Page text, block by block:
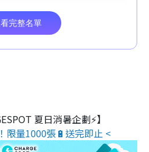
夏日消暑企劃⚡】
限量1000張🔋送完即止 <